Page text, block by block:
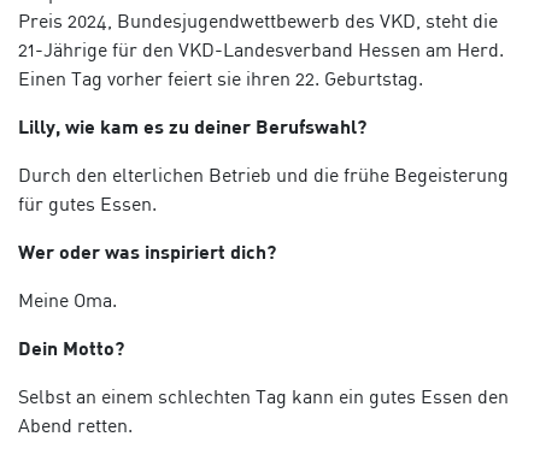
Preis 2024, Bundesjugendwettbewerb des VKD, steht die
21-Jährige für den VKD-Landesverband Hessen am Herd.
Einen Tag vorher feiert sie ihren 22. Geburtstag.
Lilly, wie kam es zu deiner Berufswahl?
Durch den elterlichen Betrieb und die frühe Begeisterung
für gutes Essen.
Wer oder was inspiriert dich?
Meine Oma.
Dein Motto?
Selbst an einem schlechten Tag kann ein gutes Essen den
Abend retten.